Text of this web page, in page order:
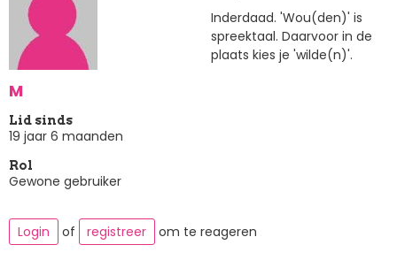
M
Lid sinds
19 jaar 6 maanden
Rol
Gewone gebruiker
Inderdaad. 'Wou(den)' is
spreektaal. Daarvoor in de
plaats kies je 'wilde(n)'.
Login of registreer om te reageren